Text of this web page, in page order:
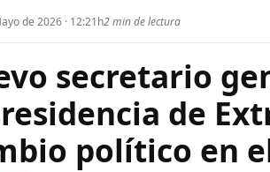
de 2026 · 12:21h2 min de lectura
secretario
de
político en